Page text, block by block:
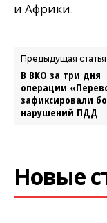
и Африки.
Предыдущая статья
В ВКО за три дня
операции
зафиксировали
нарушений ПДД
Новые